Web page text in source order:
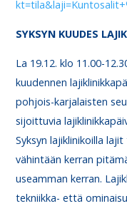
SYKSYN KUUDES
La 19.12. klo 11.00-
kuudennen
pohjois-karjalaisten
sijoittuvia
Syksyn lajiklinikoilla
vähintään kerran
useamman kerran.
tekniikka- että